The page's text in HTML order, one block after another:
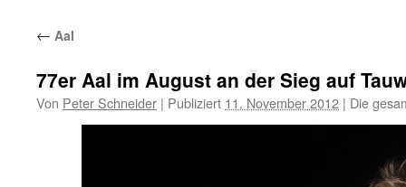
← Aal
77er Aal im August an der Sieg auf
Von Peter Schneider | Publiziert 11. November 2012 | Die